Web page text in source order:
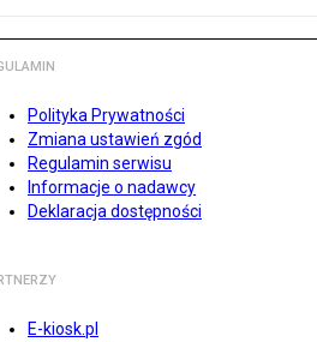
Polityka Prywatności
Zmiana ustawień zgód
Regulamin serwisu
Informacje o nadawcy
Deklaracja dostępności
E-kiosk.pl